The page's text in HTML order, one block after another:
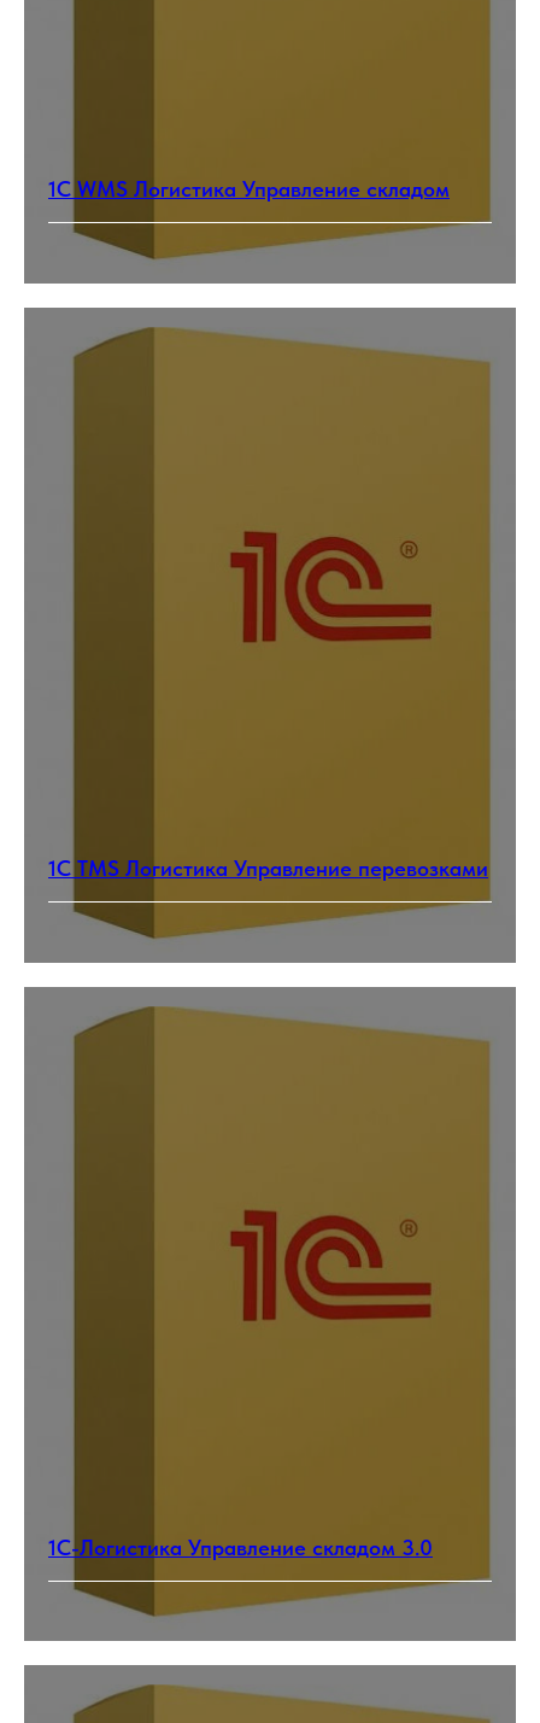
1С WMS Логистика Управление складом
1С TMS Логистика Управление перевозками
1С-Логистика Управление складом 3.0